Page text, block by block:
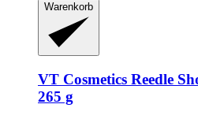
Warenkorb
VT Cosmetics Reedle
265 g